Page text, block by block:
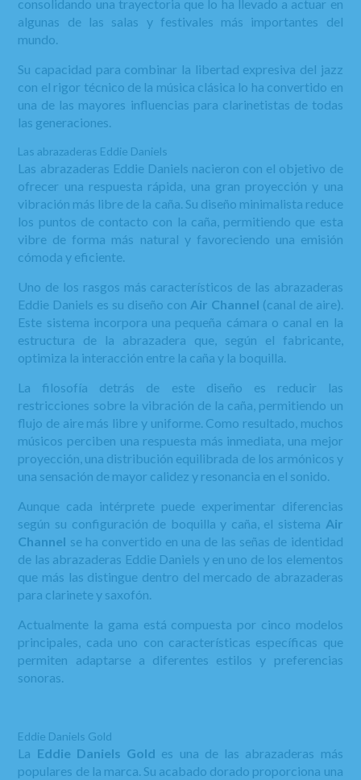
consolidando una trayectoria que lo ha llevado a actuar en
algunas de las salas y festivales más importantes del
mundo.
Su capacidad para combinar la libertad expresiva del jazz
con el rigor técnico de la música clásica lo ha convertido en
una de las mayores influencias para clarinetistas de todas
las generaciones.
Las abrazaderas Eddie Daniels
Las abrazaderas Eddie Daniels nacieron con el objetivo de
ofrecer una respuesta rápida, una gran proyección y una
vibración más libre de la caña. Su diseño minimalista reduce
los puntos de contacto con la caña, permitiendo que esta
vibre de forma más natural y favoreciendo una emisión
cómoda y eficiente.
Uno de los rasgos más característicos de las abrazaderas
Eddie Daniels es su diseño con Air Channel (canal de aire).
Este sistema incorpora una pequeña cámara o canal en la
estructura de la abrazadera que, según el fabricante,
optimiza la interacción entre la caña y la boquilla.
La filosofía detrás de este diseño es reducir las
restricciones sobre la vibración de la caña, permitiendo un
flujo de aire más libre y uniforme. Como resultado, muchos
músicos perciben una respuesta más inmediata, una mejor
proyección, una distribución equilibrada de los armónicos y
una sensación de mayor calidez y resonancia en el sonido.
Aunque cada intérprete puede experimentar diferencias
según su configuración de boquilla y caña, el sistema Air
Channel se ha convertido en una de las señas de identidad
de las abrazaderas Eddie Daniels y en uno de los elementos
que más las distingue dentro del mercado de abrazaderas
para clarinete y saxofón.
Actualmente la gama está compuesta por cinco modelos
principales, cada uno con características específicas que
permiten adaptarse a diferentes estilos y preferencias
sonoras.
Eddie Daniels Gold
La Eddie Daniels Gold es una de las abrazaderas más
populares de la marca. Su acabado dorado proporciona una